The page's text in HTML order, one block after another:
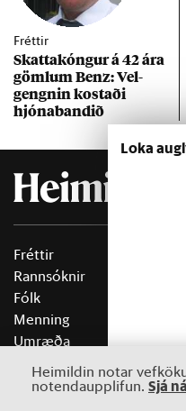
Fréttir
Skattakóng­ur á 42 ára
göml­um Benz: Vel­
gengn­in kostaði
hjóna­band­ið
Fréttir
Rannsóknir
Fólk
Menning
Umræða
Þekking
Lífið
Heimildin notar
notendaupplifun. Sjá
Loka